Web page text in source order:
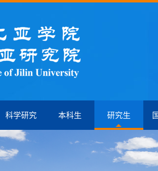
科学研究 本科生 研究生